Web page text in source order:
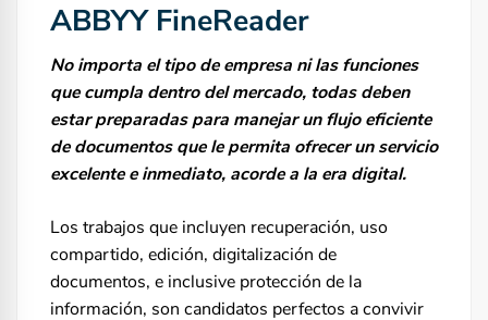
ABBYY FineReader
No importa el tipo de empresa ni las funciones
que cumpla dentro del mercado, todas deben
estar preparadas para manejar un flujo eficiente
de documentos que le permita ofrecer un servicio
excelente e inmediato, acorde a la era digital.
Los trabajos que incluyen recuperación, uso
compartido, edición, digitalización de
documentos, e inclusive protección de la
información, son candidatos perfectos a convivir